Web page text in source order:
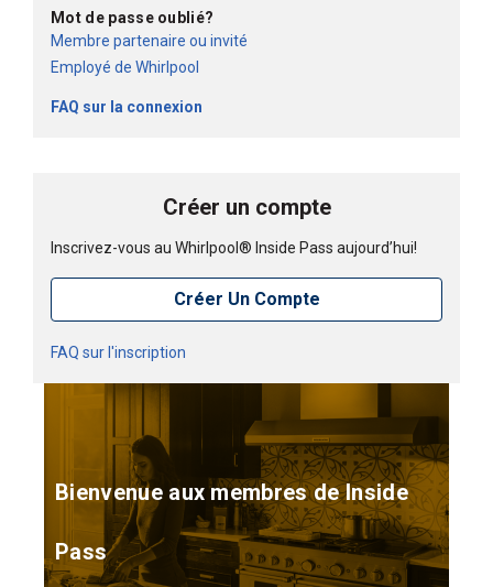
Mot de passe oublié?
Membre partenaire ou invité
Employé de Whirlpool
FAQ sur la connexion
Créer un compte
Inscrivez-vous au Whirlpool® Inside Pass aujourd’hui!
Créer Un Compte
FAQ sur l'inscription
Bienvenue aux membres de Inside
Pass